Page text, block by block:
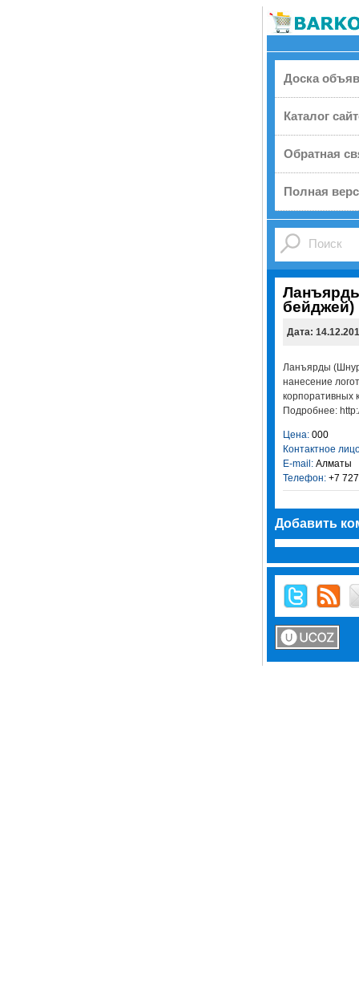
Доска
Каталог
Обратная
Полная
бейджей)
Дата:
Ланъярды
нанесение
корпоративных
Подробнее:
Цена:000
Контактное
E-mail:Алматы
Телефон:+7
Добавить